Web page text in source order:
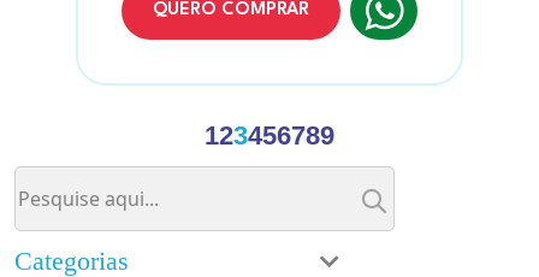
Categorias
QUERO COMPRAR
123456789